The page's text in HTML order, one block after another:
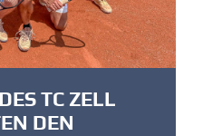
TC ZELL
DEN